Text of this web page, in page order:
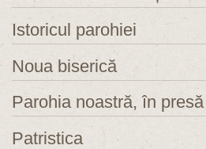
Istoricul parohiei
Noua biserică
Parohia noastră, în presă
Patristica